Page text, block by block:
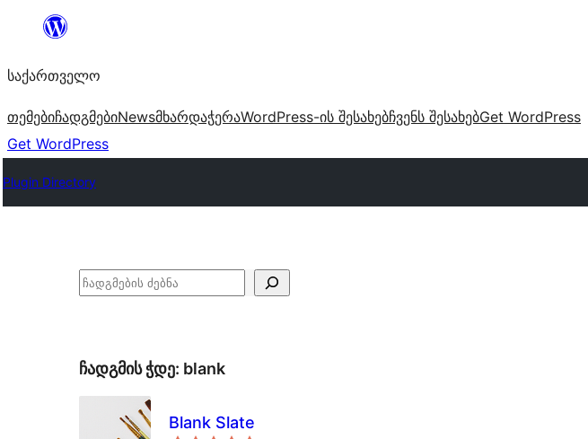
შიგთავსზე
საქართველო
თემებიჩადგმებიNewsმხარდაჭერაWordPress-ის შესახებჩვენს შესახებGet WordPress
Get WordPress
Plugin Directory
ძებნა
ჩადგმის ჭდე: blank
Blank Slate